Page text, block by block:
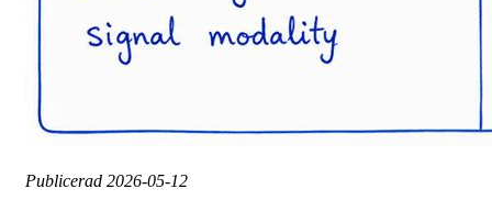
Publicerad 2026-05-12